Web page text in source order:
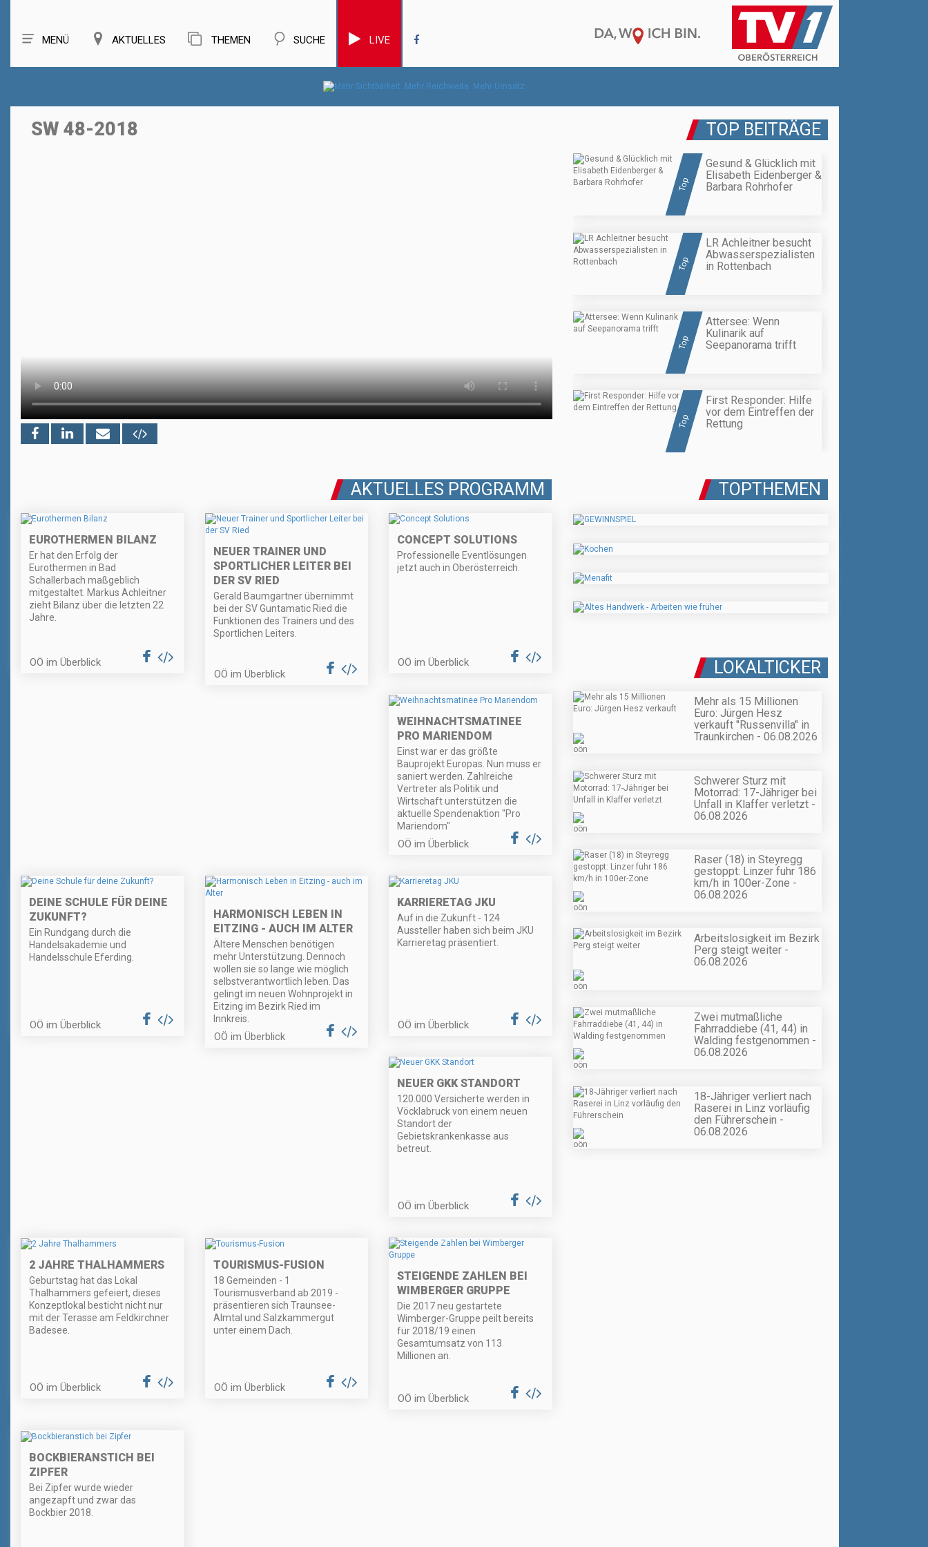
MENÜ AKTUELLES THEMEN SUCHE LIVE
SW 48-2018 TOP BEITRÄGE
Top
Gesund & Glücklich mit
Elisabeth Eidenberger &
Barbara Rohrhofer
Top
LR Achleitner besucht
Abwasserspezialisten
in Rottenbach
Top
Attersee: Wenn
Kulinarik auf
Seepanorama trifft
Top
First Responder: Hilfe
vor dem Eintreffen der
Rettung
AKTUELLES PROGRAMM
EUROTHERMEN BILANZ
Er hat den Erfolg der
Eurothermen in Bad
Schallerbach maßgeblich
mitgestaltet. Markus Achleitner
zieht Bilanz über die letzten 22
Jahre.
OÖ im Überblick
NEUER TRAINER UND
SPORTLICHER LEITER BEI
DER SV RIED
Gerald Baumgartner übernimmt
bei der SV Guntamatic Ried die
Funktionen des Trainers und des
Sportlichen Leiters.
OÖ im Überblick
CONCEPT SOLUTIONS
Professionelle Eventlösungen
jetzt auch in Oberösterreich.
OÖ im Überblick
WEIHNACHTSMATINEE
PRO MARIENDOM
Einst war er das größte
Bauprojekt Europas. Nun muss er
saniert werden. Zahlreiche
Vertreter als Politik und
Wirtschaft unterstützen die
aktuelle Spendenaktion "Pro
Mariendom"
OÖ im Überblick
DEINE SCHULE FÜR DEINE
ZUKUNFT?
Ein Rundgang durch die
Handelsakademie und
Handelsschule Eferding.
OÖ im Überblick
HARMONISCH LEBEN IN
EITZING - AUCH IM ALTER
Ältere Menschen benötigen
mehr Unterstützung. Dennoch
wollen sie so lange wie möglich
selbstverantwortlich leben. Das
gelingt im neuen Wohnprojekt in
Eitzing im Bezirk Ried im
Innkreis.
OÖ im Überblick
KARRIERETAG JKU
Auf in die Zukunft - 124
Aussteller haben sich beim JKU
Karrieretag präsentiert.
OÖ im Überblick
NEUER GKK STANDORT
120.000 Versicherte werden in
Vöcklabruck von einem neuen
Standort der
Gebietskrankenkasse aus
betreut.
OÖ im Überblick
2 JAHRE THALHAMMERS
Geburtstag hat das Lokal
Thalhammers gefeiert, dieses
Konzeptlokal besticht nicht nur
mit der Terasse am Feldkirchner
Badesee.
OÖ im Überblick
TOURISMUS-FUSION
18 Gemeinden - 1
Tourismusverband ab 2019 -
präsentieren sich Traunsee-
Almtal und Salzkammergut
unter einem Dach.
OÖ im Überblick
STEIGENDE ZAHLEN BEI
WIMBERGER GRUPPE
Die 2017 neu gestartete
Wimberger-Gruppe peilt bereits
für 2018/19 einen
Gesamtumsatz von 113
Millionen an.
OÖ im Überblick
BOCKBIERANSTICH BEI
ZIPFER
Bei Zipfer wurde wieder
angezapft und zwar das
Bockbier 2018.
TOPTHEMEN
LOKALTICKER
Mehr als 15 Millionen
Euro: Jürgen Hesz
verkauft "Russenvilla" in
Traunkirchen - 06.08.2026
Schwerer Sturz mit
Motorrad: 17-Jähriger bei
Unfall in Klaffer verletzt -
06.08.2026
Raser (18) in Steyregg
gestoppt: Linzer fuhr 186
km/h in 100er-Zone -
06.08.2026
Arbeitslosigkeit im Bezirk
Perg steigt weiter -
06.08.2026
Zwei mutmaßliche
Fahrraddiebe (41, 44) in
Walding festgenommen -
06.08.2026
18-Jähriger verliert nach
Raserei in Linz vorläufig
den Führerschein -
06.08.2026